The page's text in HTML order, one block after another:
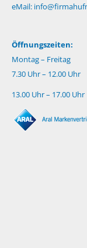
eMail:
Öffnungszeiten:
Montag – Freitag
7.30 Uhr – 12.00 Uhr
13.00 Uhr – 17.00 Uhr